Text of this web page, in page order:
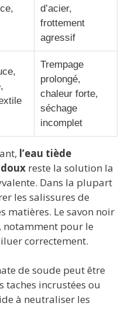
d’acier,
frottement
agressif
Trempage
prolongé,
chaleur forte,
séchage
incomplet
l’eau tiède
reste la solution la
Dans la plupart
les salissures de
matières. Le savon noir
notamment pour le
correctement.
de soude peut être
taches incrustées ou
à neutraliser les